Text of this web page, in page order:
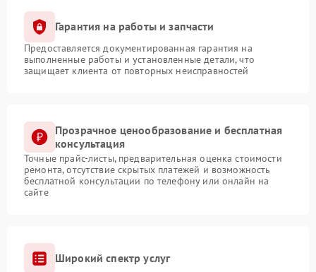
Гарантия на работы и запчасти
Предоставляется документированная гарантия на
выполненные работы и установленные детали, что
защищает клиента от повторных неисправностей
Прозрачное ценообразование и бесплатная
консультация
Точные прайс-листы, предварительная оценка стоимости
ремонта, отсутствие скрытых платежей и возможность
бесплатной консультации по телефону или онлайн на
сайте
Широкий спектр услуг